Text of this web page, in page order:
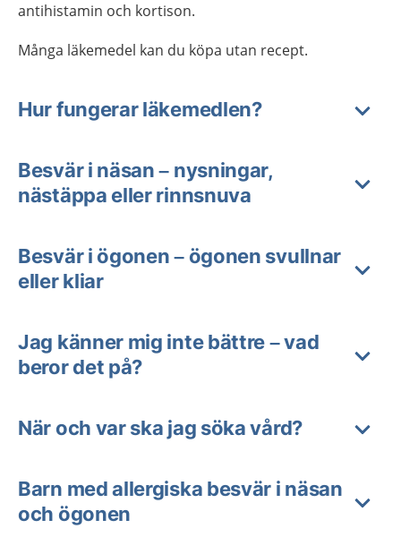
antihistamin och kortison.
Många läkemedel kan du köpa utan recept.
Hur fungerar läkemedlen?
Besvär i näsan – nysningar,
nästäppa eller rinnsnuva
Besvär i ögonen – ögonen svullnar
eller kliar
Jag känner mig inte bättre – vad
beror det på?
När och var ska jag söka vård?
Barn med allergiska besvär i näsan
och ögonen